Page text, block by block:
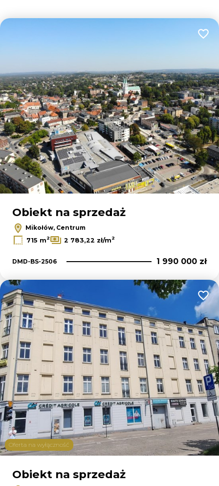
Obiekt na sprzedaż
Mikołów, Centrum
715 m2 2 783,22 zł/m2
DMD-BS-2506 1 990 000 zł
Oferta na wyłączność
Obiekt na sprzedaż